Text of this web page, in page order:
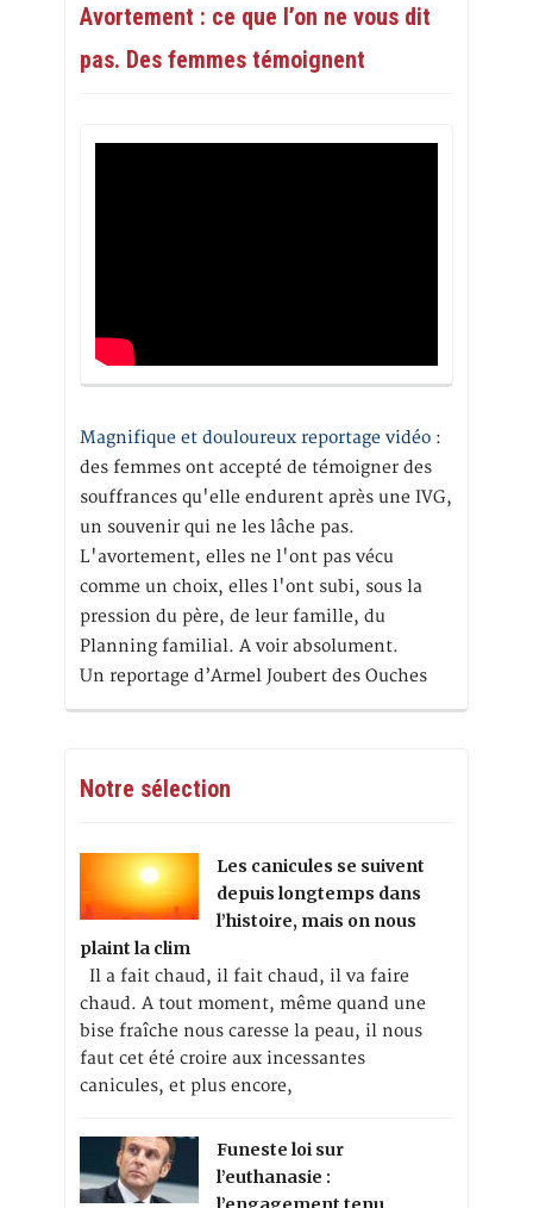
Avortement : ce que l’on ne vous dit
pas. Des femmes témoignent
Magnifique et douloureux reportage vidéo :
des femmes ont accepté de témoigner des
souffrances qu'elle endurent après une IVG,
un souvenir qui ne les lâche pas.
L'avortement, elles ne l'ont pas vécu
comme un choix, elles l'ont subi, sous la
pression du père, de leur famille, du
Planning familial. A voir absolument.
Un reportage d’Armel Joubert des Ouches
Notre sélection
Les canicules se suivent
depuis longtemps dans
l’histoire, mais on nous
plaint la clim
Il a fait chaud, il fait chaud, il va faire
chaud. A tout moment, même quand une
bise fraîche nous caresse la peau, il nous
faut cet été croire aux incessantes
canicules, et plus encore,
Funeste loi sur
l’euthanasie :